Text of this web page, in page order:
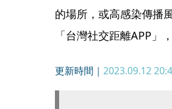
的場所，或高感染傳播
「台灣社交距離APP」
更新時間｜ 2023.09.12